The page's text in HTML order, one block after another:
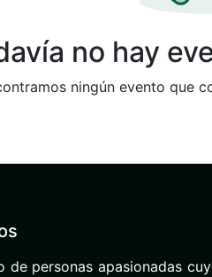
no hay
ningún evento que
de personas apasionadas